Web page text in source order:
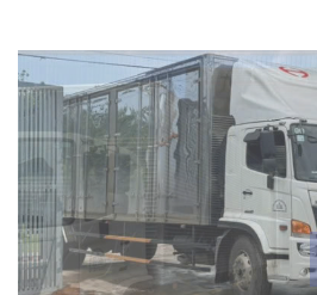
SẢN PHẨM ĐA DẠNG,
NHU CẦU.